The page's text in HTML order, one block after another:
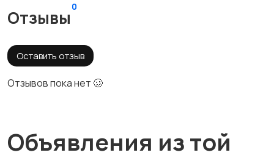
Отзывы
0
Оставить отзыв
Отзывов пока нет 🥴
Объявления из той